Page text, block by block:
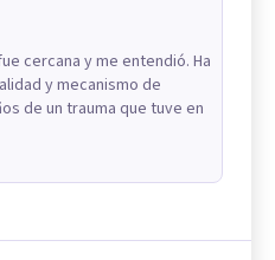
cercana y me entendió. Ha
y mecanismo de
de un trauma que tuve en